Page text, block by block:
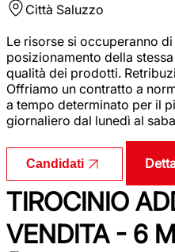
Città Saluzzo
Le risorse si occuperanno
posizionamento della
qualità dei prodotti.
Offriamo un contratto a
a tempo determinato per il
giornaliero dal lunedì al
Candidati
TIROCINIO
VENDITA - 6